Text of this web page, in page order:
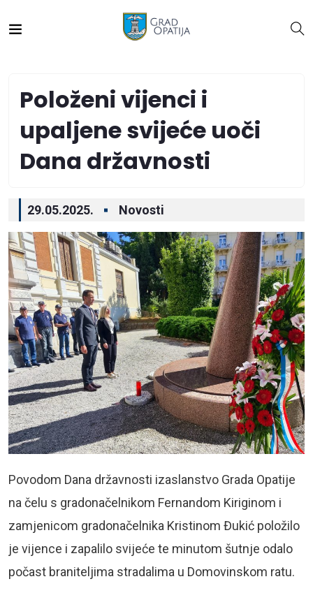
Položeni vijenci i
upaljene svijeće uoči
Dana državnosti
29.05.2025. Novosti
Povodom Dana državnosti izaslanstvo Grada Opatije
na čelu s gradonačelnikom Fernandom Kiriginom i
zamjenicom gradonačelnika Kristinom Đukić položilo
je vijence i zapalilo svijeće te minutom šutnje odalo
počast braniteljima stradalima u Domovinskom ratu.